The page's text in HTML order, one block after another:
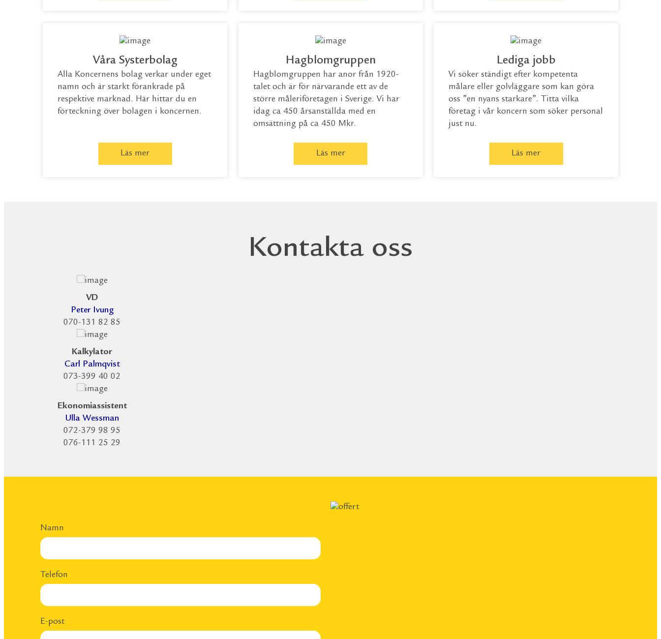
Våra Systerbolag
Alla Koncernens bolag verkar under eget
namn och är starkt förankrade på
respektive marknad. Här hittar du en
förteckning över bolagen i koncernen.
Läs mer
Hagblomgruppen
Hagblomgruppen har anor från 1920-
talet och är för närvarande ett av de
större måleriföretagen i Sverige. Vi har
idag ca 450 årsanställda med en
omsättning på ca 450 Mkr.
Läs mer
Lediga jobb
Vi söker ständigt efter kompetenta
målare eller golvläggare som kan göra
oss ”en nyans starkare”. Titta vilka
företag i vår koncern som söker personal
just nu.
Läs mer
Kontakta oss
VD
Peter Ivung
070-131 82 85
Kalkylator
Carl Palmqvist
073-399 40 02
Ekonomiassistent
Ulla Wessman
072-379 98 95
076-111 25 29
Namn
Telefon
E-post